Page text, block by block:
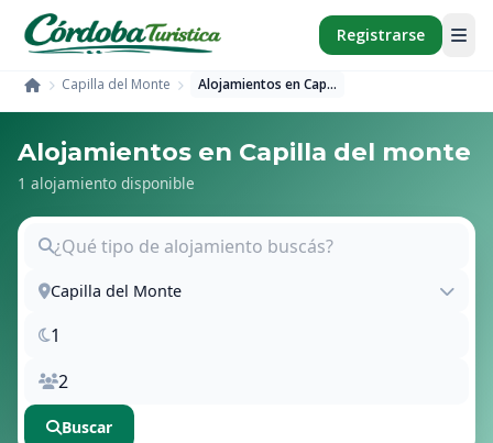
Registrarse
Inicio Capilla del Monte Alojamientos en Capilla del Monte
Alojamientos en Capilla del monte
1 alojamiento disponible
Capilla del Monte
Buscar